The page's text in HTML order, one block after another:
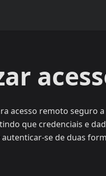
acesso remoto seguro
que credenciais e
se de duas